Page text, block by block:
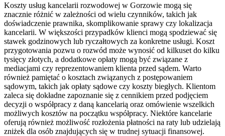
Koszty usług kancelarii rozwodowej w Gorzowie mogą się
znacznie różnić w zależności od wielu czynników, takich jak
doświadczenie prawnika, skomplikowanie sprawy czy lokalizacja
kancelarii. W większości przypadków klienci mogą spodziewać się
stawek godzinowych lub ryczałtowych za konkretne usługi. Koszt
przygotowania pozwu o rozwód może wynosić od kilkuset do kilku
tysięcy złotych, a dodatkowe opłaty mogą być związane z
mediacjami czy reprezentowaniem klienta przed sądem. Warto
również pamiętać o kosztach związanych z postępowaniem
sądowym, takich jak opłaty sądowe czy koszty biegłych. Klientom
zaleca się dokładne zapoznanie się z cennikiem przed podjęciem
decyzji o współpracy z daną kancelarią oraz omówienie wszelkich
możliwych kosztów na początku współpracy. Niektóre kancelarie
oferują również możliwość rozłożenia płatności na raty lub udzielają
zniżek dla osób znajdujących się w trudnej sytuacji finansowej.